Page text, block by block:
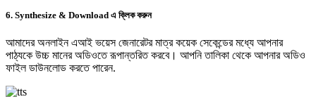
6. Synthesize & Download এ ক্লিক করুন
আমাদের অনলাইন এআই ভয়েস জেনারেটর মাত্র কয়েক সেকেন্ডের মধ্যে আপনার
পাঠ্যকে উচ্চ মানের অডিওতে রূপান্তরিত করবে। আপনি তালিকা থেকে আপনার অডিও
ফাইল ডাউনলোড করতে পারেন.